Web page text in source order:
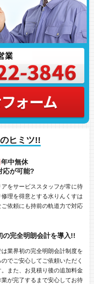
ヒミツ!!
年中無休
応が可能?
アをサービススタッフが常に待
理を得意とする水りんくすは
ご依頼にも持前の軌道力で対応
の完全明朗会計を導入!!
業界初の完全明朗会計制度を
でご安心してご依頼いただく
また、お見積り後の追加料金
が完了するまで安心してお待